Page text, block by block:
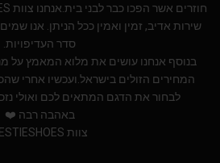
שירות אדיב, זמין ואמין ככל הניתן. אנו
סדר העדיפויות.
בנוסף אנחנו עושים את מלוא המאמץ על
המחירים הזולים בישראל.ועכשיו אחרי
לבחור את הדגם המתאים לכם ואולי
באהבה רבה ❤️
צוות BESTIESHOES